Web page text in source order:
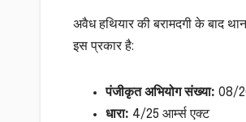
अवैध हथियार की बरामदगी के बाद
इस प्रकार है:
पंजीकृत अभियोग संख्या: 08/
धारा: 4/25 आर्म्स एक्ट